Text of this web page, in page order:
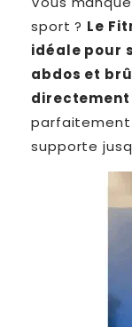
sport ? Le
idéale pour
abdos et
directement
supporte